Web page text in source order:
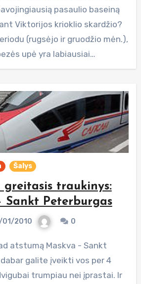
pasaulio baseiną
Viktorijos krioklio skardžio?
(rugsėjo ir gruodžio mėn.),
upė yra labiausiai…
Šalys
greitasis traukinys:
Sankt Peterburgas
01/2010 0
galite įveikti vos per 4
trumpiau nei įprastai. Ir